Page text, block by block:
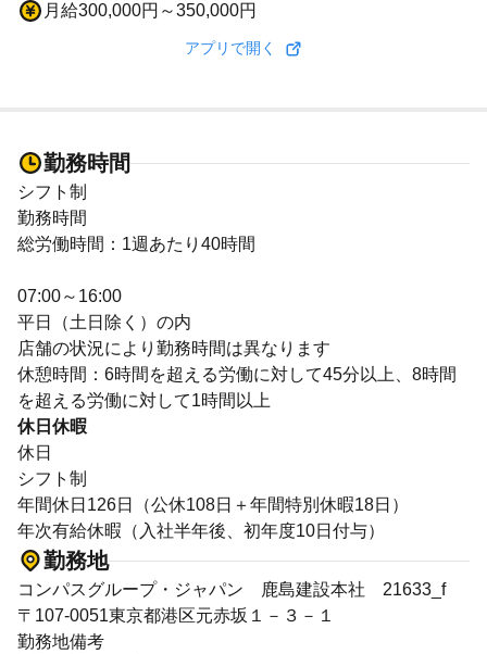
月給300,000円～350,000円
アプリで開く
勤務時間
シフト制
勤務時間
総労働時間：1週あたり40時間
07:00～16:00
平日（土日除く）の内
店舗の状況により勤務時間は異なります
休憩時間：6時間を超える労働に対して45分以上、8時間
を超える労働に対して1時間以上
休日休暇
休日
シフト制
年間休日126日（公休108日＋年間特別休暇18日）
年次有給休暇（入社半年後、初年度10日付与）
勤務地
コンパスグループ・ジャパン 鹿島建設本社 21633_f
〒107-0051東京都港区元赤坂１－３－１
勤務地備考